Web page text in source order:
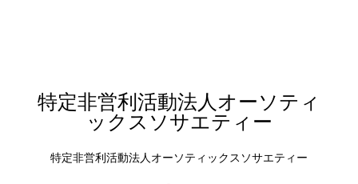
特定非営利活動法人オーソティ
ックスソサエティー
特定非営利活動法人オーソティックスソサエティー